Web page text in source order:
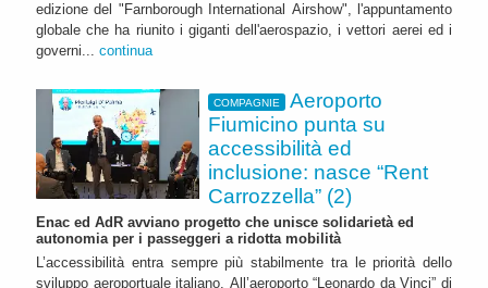
edizione del "Farnborough International Airshow", l'appuntamento
globale che ha riunito i giganti dell'aerospazio, i vettori aerei ed i
governi... continua
COMPAGNIE
Aeroporto
Fiumicino punta su
accessibilità ed
inclusione: nasce “Rent
Carrozzella” (2)
Enac ed AdR avviano progetto che unisce solidarietà ed
autonomia per i passeggeri a ridotta mobilità
L’accessibilità entra sempre più stabilmente tra le priorità dello
sviluppo aeroportuale italiano. All’aeroporto “Leonardo da Vinci” di